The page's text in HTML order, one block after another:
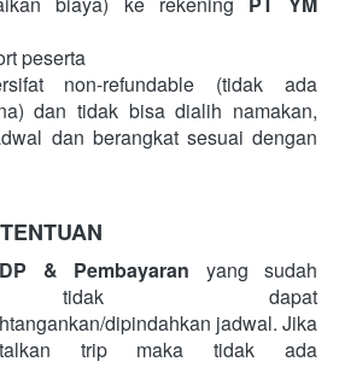
peserta
non-refundable (tidak ada
dan tidak bisa dialih namakan,
dan berangkat sesuai dengan
& Pembayaran yang sudah
tidak dapat
dipindahkan jadwal. Jika
trip maka tidak ada